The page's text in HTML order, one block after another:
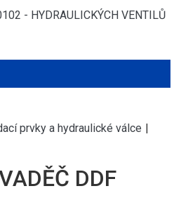
- HYDRAULICKÝCH VENTILŮ
prvky a hydraulické válce |
DDF